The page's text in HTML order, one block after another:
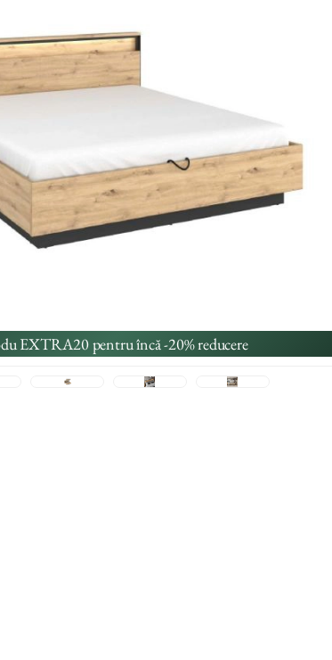
EXTRA20 pentru încă -20% reducere